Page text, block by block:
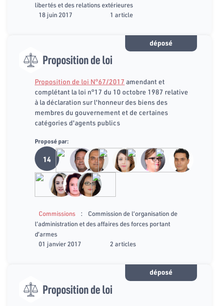
libertés et des relations extérieures
18 juin 2017
1 article
déposé
Proposition de loi
Proposition de loi N°67/2017 amendant et
complétant la loi n°17 du 10 octobre 1987 relative
à la déclaration sur l'honneur des biens des
membres du gouvernement et de certaines
catégories d'agents publics
Proposé par:
14
Commissions :
Commission de l’organisation de
l’administration et des affaires des forces portant
d’armes
01 janvier 2017
2 articles
déposé
Proposition de loi